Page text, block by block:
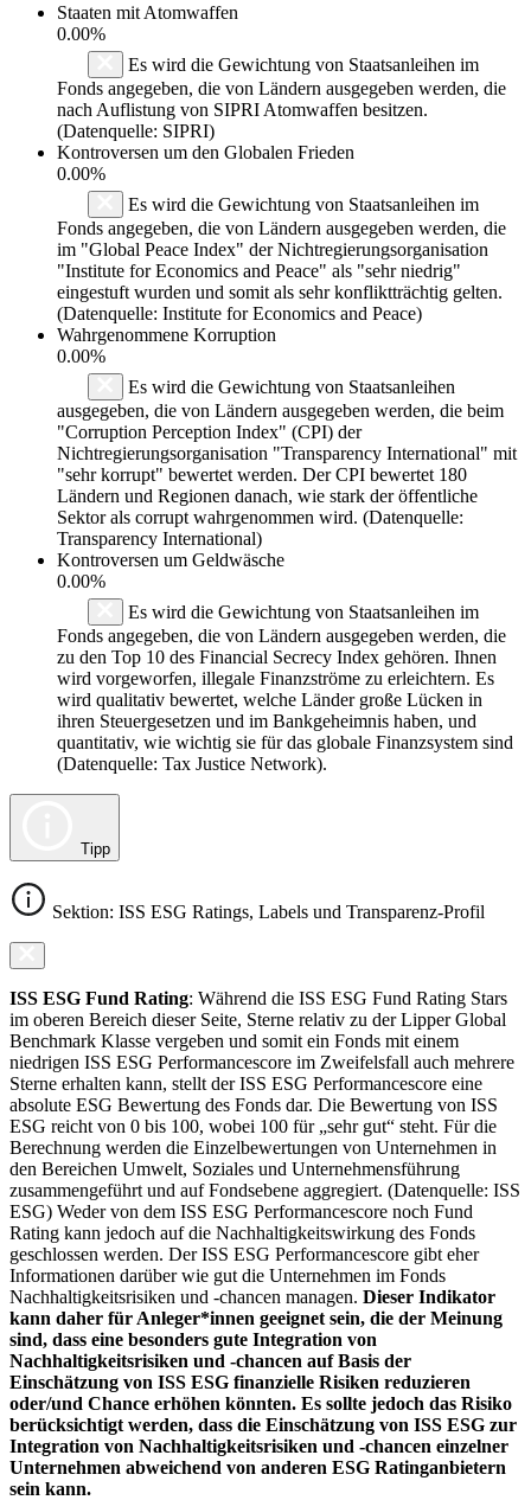
Staaten mit Atomwaffen
0.00%
Es wird die Gewichtung von Staatsanleihen im
Fonds angegeben, die von Ländern ausgegeben werden, die
nach Auflistung von SIPRI Atomwaffen besitzen.
(Datenquelle: SIPRI)
Kontroversen um den Globalen Frieden
0.00%
Es wird die Gewichtung von Staatsanleihen im
Fonds angegeben, die von Ländern ausgegeben werden, die
im "Global Peace Index" der Nichtregierungsorganisation
"Institute for Economics and Peace" als "sehr niedrig"
eingestuft wurden und somit als sehr konfliktträchtig gelten.
(Datenquelle: Institute for Economics and Peace)
Wahrgenommene Korruption
0.00%
Es wird die Gewichtung von Staatsanleihen
ausgegeben, die von Ländern ausgegeben werden, die beim
"Corruption Perception Index" (CPI) der
Nichtregierungsorganisation "Transparency International" mit
"sehr korrupt" bewertet werden. Der CPI bewertet 180
Ländern und Regionen danach, wie stark der öffentliche
Sektor als corrupt wahrgenommen wird. (Datenquelle:
Transparency International)
Kontroversen um Geldwäsche
0.00%
Es wird die Gewichtung von Staatsanleihen im
Fonds angegeben, die von Ländern ausgegeben werden, die
zu den Top 10 des Financial Secrecy Index gehören. Ihnen
wird vorgeworfen, illegale Finanzströme zu erleichtern. Es
wird qualitativ bewertet, welche Länder große Lücken in
ihren Steuergesetzen und im Bankgeheimnis haben, und
quantitativ, wie wichtig sie für das globale Finanzsystem sind
(Datenquelle: Tax Justice Network).
Tipp
Sektion: ISS ESG Ratings, Labels und Transparenz-Profil
ISS ESG Fund Rating: Während die ISS ESG Fund Rating Stars
im oberen Bereich dieser Seite, Sterne relativ zu der Lipper Global
Benchmark Klasse vergeben und somit ein Fonds mit einem
niedrigen ISS ESG Performancescore im Zweifelsfall auch mehrere
Sterne erhalten kann, stellt der ISS ESG Performancescore eine
absolute ESG Bewertung des Fonds dar. Die Bewertung von ISS
ESG reicht von 0 bis 100, wobei 100 für „sehr gut“ steht. Für die
Berechnung werden die Einzelbewertungen von Unternehmen in
den Bereichen Umwelt, Soziales und Unternehmensführung
zusammengeführt und auf Fondsebene aggregiert. (Datenquelle: ISS
ESG) Weder von dem ISS ESG Performancescore noch Fund
Rating kann jedoch auf die Nachhaltigkeitswirkung des Fonds
geschlossen werden. Der ISS ESG Performancescore gibt eher
Informationen darüber wie gut die Unternehmen im Fonds
Nachhaltigkeitsrisiken und -chancen managen. Dieser Indikator
kann daher für Anleger*innen geeignet sein, die der Meinung
sind, dass eine besonders gute Integration von
Nachhaltigkeitsrisiken und -chancen auf Basis der
Einschätzung von ISS ESG finanzielle Risiken reduzieren
oder/und Chance erhöhen könnten. Es sollte jedoch das Risiko
berücksichtigt werden, dass die Einschätzung von ISS ESG zur
Integration von Nachhaltigkeitsrisiken und -chancen einzelner
Unternehmen abweichend von anderen ESG Ratinganbietern
sein kann.